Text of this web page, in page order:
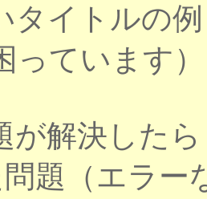
イトルの例
っています）
が解決した
題（エラー